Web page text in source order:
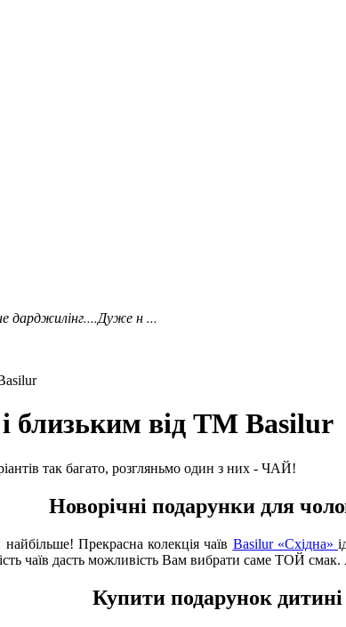
дарджилінг....Дуже н ...
близьким від ТМ Basilur
так багато, розгляньмо один з них - ЧАЙ!
Новорічні подарунки для
Прекрасна колекція чаїв Basilur «Східна»
чаїв дасть можливість Вам вибрати саме ТОЙ
Купити подарунок дитині